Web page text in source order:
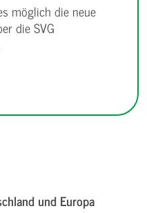
möglich die neue
die SVG
und Europa